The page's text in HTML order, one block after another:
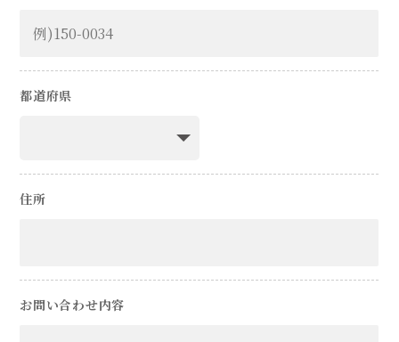
都道府県
住所
お問い合わせ内容